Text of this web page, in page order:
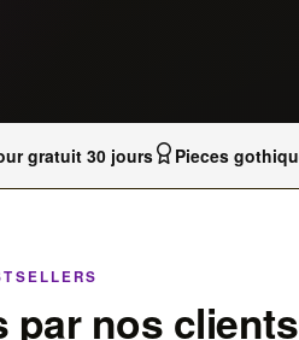
gratuit 30 jours Pieces
par nos clients